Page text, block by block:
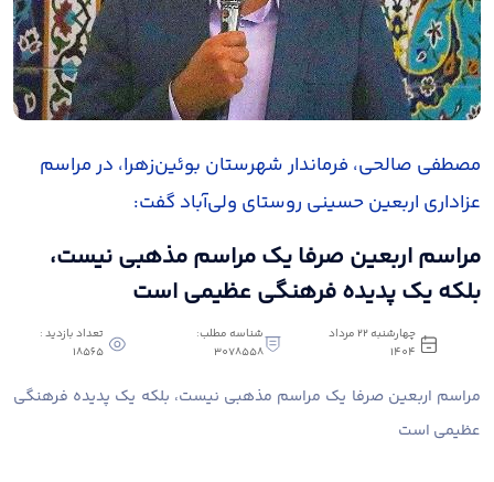
مصطفی صالحی، فرماندار شهرستان بوئین‌زهرا، در مراسم
عزاداری اربعین حسینی روستای ولی‌آباد گفت:
مراسم اربعین صرفا یک مراسم مذهبی نیست،
بلکه یک پدیده فرهنگی عظیمی است
چهارشنبه 22 مرداد
1404
شناسه مطلب:
3078558
تعداد بازدید :
18565
مراسم اربعین صرفا یک مراسم مذهبی نیست، بلکه یک پدیده فرهنگی
عظیمی است